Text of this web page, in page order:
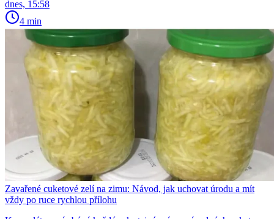
dnes, 15:58
4 min
Zavařené cuketové zelí na zimu: Návod, jak uchovat úrodu a mít
vždy po ruce rychlou přílohu